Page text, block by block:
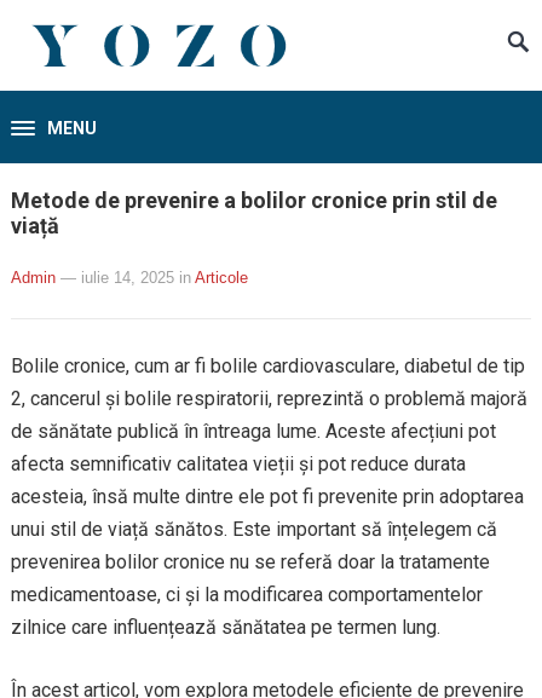
MENU
Metode de prevenire a bolilor cronice prin stil de
viață
Admin — iulie 14, 2025 in Articole
Bolile cronice, cum ar fi bolile cardiovasculare, diabetul de tip
2, cancerul și bolile respiratorii, reprezintă o problemă majoră
de sănătate publică în întreaga lume. Aceste afecțiuni pot
afecta semnificativ calitatea vieții și pot reduce durata
acesteia, însă multe dintre ele pot fi prevenite prin adoptarea
unui stil de viață sănătos. Este important să înțelegem că
prevenirea bolilor cronice nu se referă doar la tratamente
medicamentoase, ci și la modificarea comportamentelor
zilnice care influențează sănătatea pe termen lung.
În acest articol, vom explora metodele eficiente de prevenire